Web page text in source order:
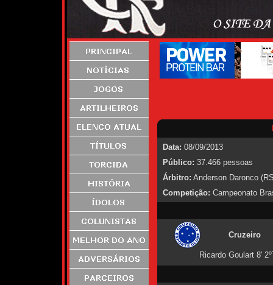
Data: 08/09/2013
Público: 37.466 pessoas
Árbitro: Anderson Daronco
Competição: Campeonato
Cruzeiro
Ricardo Goulart 8'